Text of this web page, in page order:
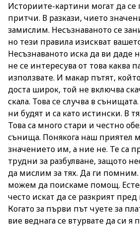
Историите-картини могат да
притчи. В разкази, чието
замислим. Несъзнаваното се
но тези правила изискват
Несъзнаваното иска да ви даде
не се интересува от това каква
използвате. И макар пътят,
доста широк, той не включва
скала. Това се случва в
ни будят и са като истински. В
Това са много стари и честно
сънища. Понякога наш приятел
значението им, а ние не. Те са
трудни за разбулване, защото
да мислим за тях. Да ги помним.
можем да поискаме помощ.
често искат да се разкрият
Когато за първи път чуете за
вие веднага се втурвате да си я